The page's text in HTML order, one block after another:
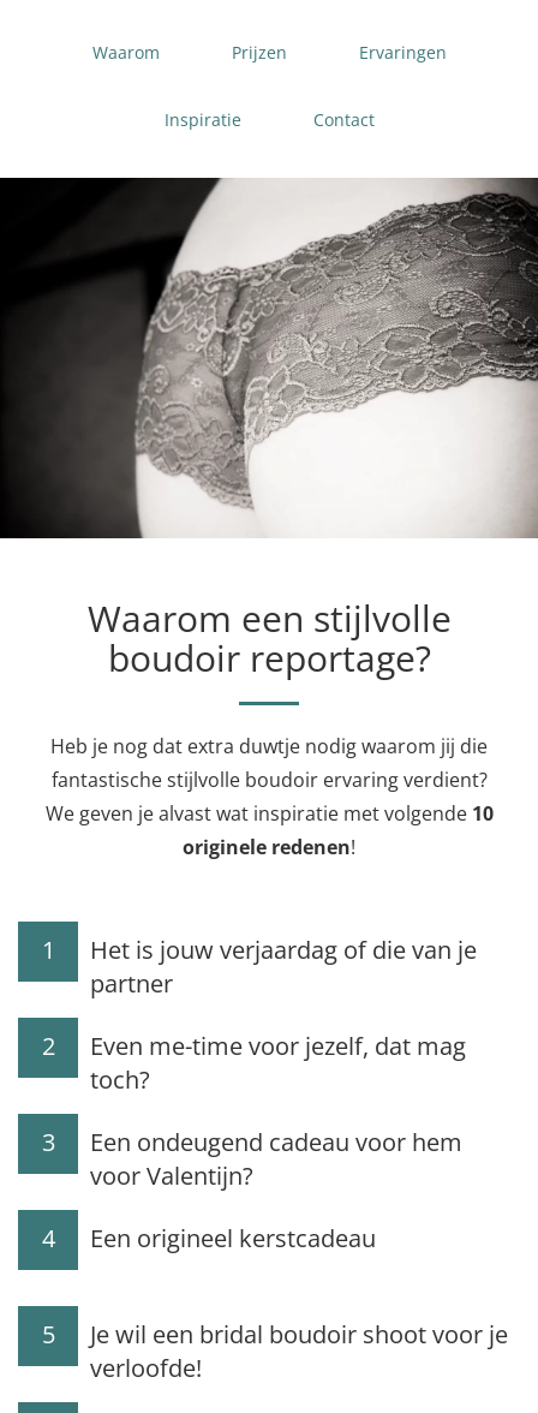
Waarom Prijzen Ervaringen
Inspiratie Contact
Waarom een stijlvolle
boudoir reportage?
Heb je nog dat extra duwtje nodig waarom jij die
fantastische stijlvolle boudoir ervaring verdient?
We geven je alvast wat inspiratie met volgende 10
originele redenen!
1
Het is jouw verjaardag of die van je
partner
2
Even me-time voor jezelf, dat mag
toch?
3
Een ondeugend cadeau voor hem
voor Valentijn?
4
Een origineel kerstcadeau
5
Je wil een bridal boudoir shoot voor je
verloofde!